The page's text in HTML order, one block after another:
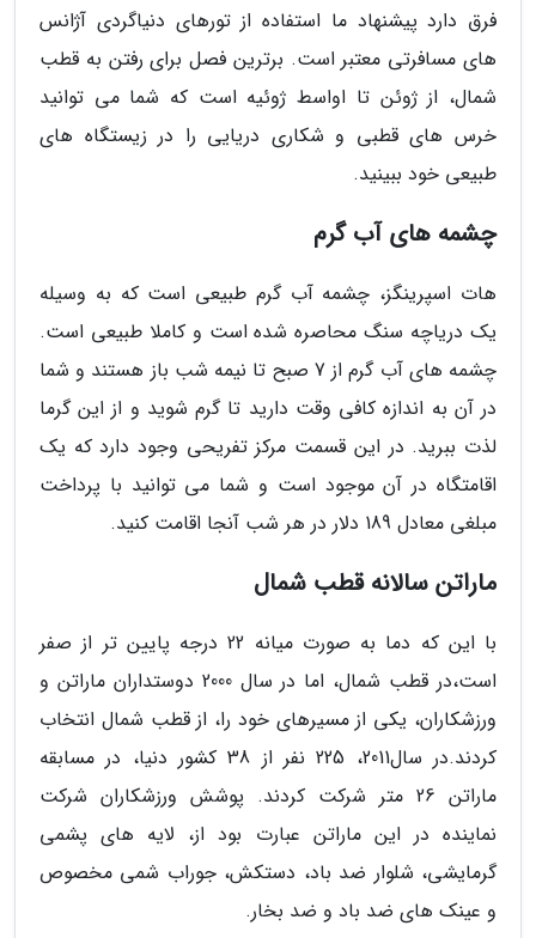
فرق دارد پیشنهاد ما استفاده از تورهای دنیاگردی آژانس
های مسافرتی معتبر است. برترین فصل برای رفتن به قطب
شمال، از ژوئن تا اواسط ژوئیه است که شما می توانید
خرس های قطبی و شکاری دریایی را در زیستگاه های
طبیعی خود ببینید.
چشمه های آب گرم
هات اسپرینگز، چشمه آب گرم طبیعی است که به وسیله
یک دریاچه سنگ محاصره شده است و کاملا طبیعی است.
چشمه های آب گرم از 7 صبح تا نیمه شب باز هستند و شما
در آن به اندازه کافی وقت دارید تا گرم شوید و از این گرما
لذت ببرید. در این قسمت مرکز تفریحی وجود دارد که یک
اقامتگاه در آن موجود است و شما می توانید با پرداخت
مبلغی معادل 189 دلار در هر شب آنجا اقامت کنید.
ماراتن سالانه قطب شمال
با این که دما به صورت میانه 22 درجه پایین تر از صفر
است،در قطب شمال، اما در سال 2000 دوستداران ماراتن و
ورزشکاران، یکی از مسیرهای خود را، از قطب شمال انتخاب
کردند.در سال2011، 225 نفر از 38 کشور دنیا، در مسابقه
ماراتن 26 متر شرکت کردند. پوشش ورزشکاران شرکت
نماینده در این ماراتن عبارت بود از، لایه های پشمی
گرمایشی، شلوار ضد باد، دستکش، جوراب شمی مخصوص
و عینک های ضد باد و ضد بخار.